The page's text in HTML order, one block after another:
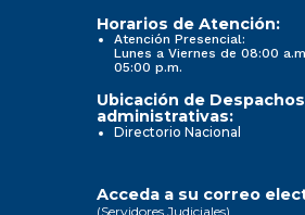
Horarios de Atención:
Atención Presencial:
Lunes a Viernes de 08:00
05:00 p.m.
Ubicación de
administrativas:
Directorio Nacional
Acceda a su correo
(Servidores Judiciales)